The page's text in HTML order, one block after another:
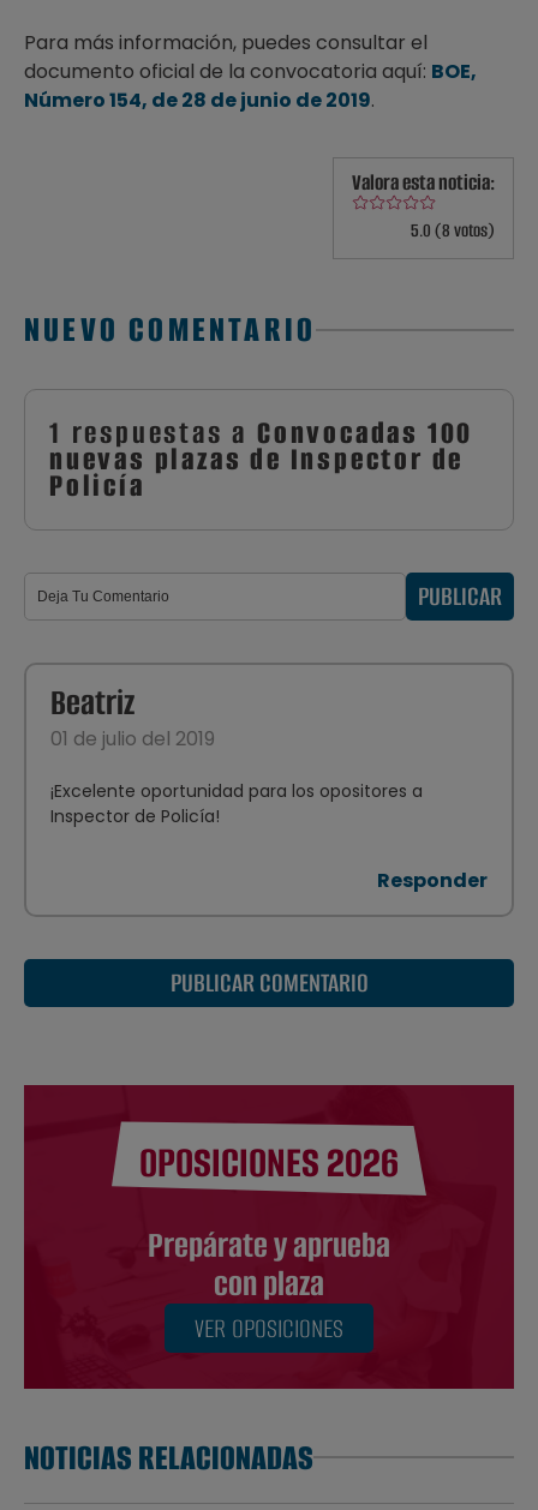
Para más información, puedes consultar el
documento oficial de la convocatoria aquí: BOE,
Número 154, de 28 de junio de 2019.
Valora esta noticia:
5.0 (8 votos)
NUEVO COMENTARIO
1 respuestas a Convocadas 100
nuevas plazas de Inspector de
Policía
PUBLICAR
Beatriz
01 de julio del 2019
¡Excelente oportunidad para los opositores a
Inspector de Policía!
Responder
PUBLICAR COMENTARIO
OPOSICIONES 2026
Prepárate y aprueba
con plaza
VER OPOSICIONES
NOTICIAS RELACIONADAS